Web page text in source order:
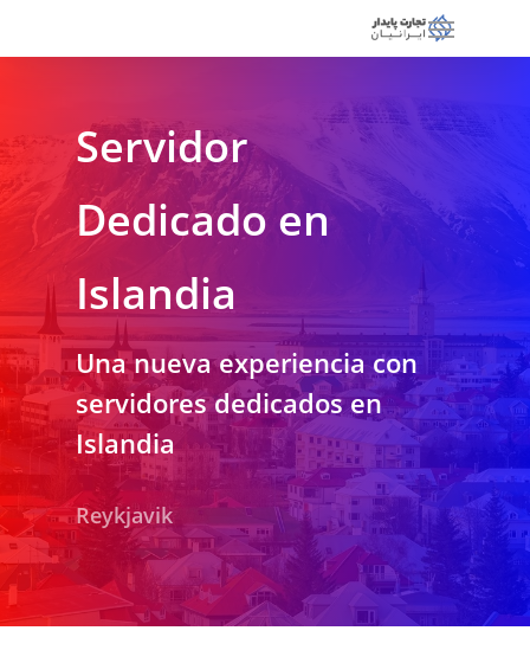
Servidor
Dedicado en
Islandia
Una nueva experiencia con
servidores dedicados en
Islandia
Reykjavik